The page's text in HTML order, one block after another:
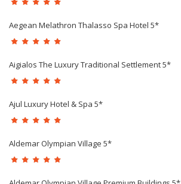
Aegean Melathron Thalasso Spa Hotel 5*
Aigialos The Luxury Traditional Settlement 5*
Ajul Luxury Hotel & Spa 5*
Aldemar Olympian Village 5*